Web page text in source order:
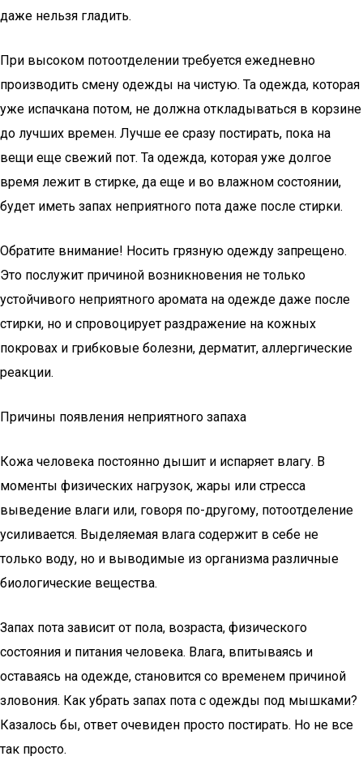
даже нельзя гладить.
При высоком потоотделении требуется ежедневно
производить смену одежды на чистую. Та одежда, которая
уже испачкана потом, не должна откладываться в корзине
до лучших времен. Лучше ее сразу постирать, пока на
вещи еще свежий пот. Та одежда, которая уже долгое
время лежит в стирке, да еще и во влажном состоянии,
будет иметь запах неприятного пота даже после стирки.
Обратите внимание! Носить грязную одежду запрещено.
Это послужит причиной возникновения не только
устойчивого неприятного аромата на одежде даже после
стирки, но и спровоцирует раздражение на кожных
покровах и грибковые болезни, дерматит, аллергические
реакции.
Причины появления неприятного запаха
Кожа человека постоянно дышит и испаряет влагу. В
моменты физических нагрузок, жары или стресса
выведение влаги или, говоря по-другому, потоотделение
усиливается. Выделяемая влага содержит в себе не
только воду, но и выводимые из организма различные
биологические вещества.
Запах пота зависит от пола, возраста, физического
состояния и питания человека. Влага, впитываясь и
оставаясь на одежде, становится со временем причиной
зловония. Как убрать запах пота с одежды под мышками?
Казалось бы, ответ очевиден просто постирать. Но не все
так просто.